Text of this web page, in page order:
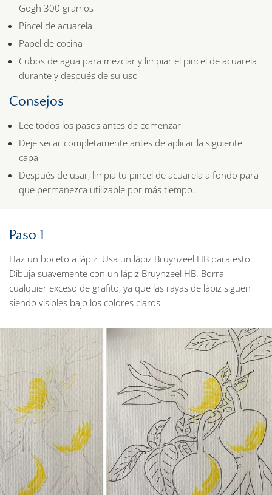
Gogh 300 gramos
Pincel de acuarela
Papel de cocina
Cubos de agua para mezclar y limpiar el pincel de acuarela
durante y después de su uso
Consejos
Lee todos los pasos antes de comenzar
Deje secar completamente antes de aplicar la siguiente
capa
Después de usar, limpia tu pincel de acuarela a fondo para
que permanezca utilizable por más tiempo.
Paso 1
Haz un boceto a lápiz. Usa un lápiz Bruynzeel HB para esto.
Dibuja suavemente con un lápiz Bruynzeel HB. Borra
cualquier exceso de grafito, ya que las rayas de lápiz siguen
siendo visibles bajo los colores claros.